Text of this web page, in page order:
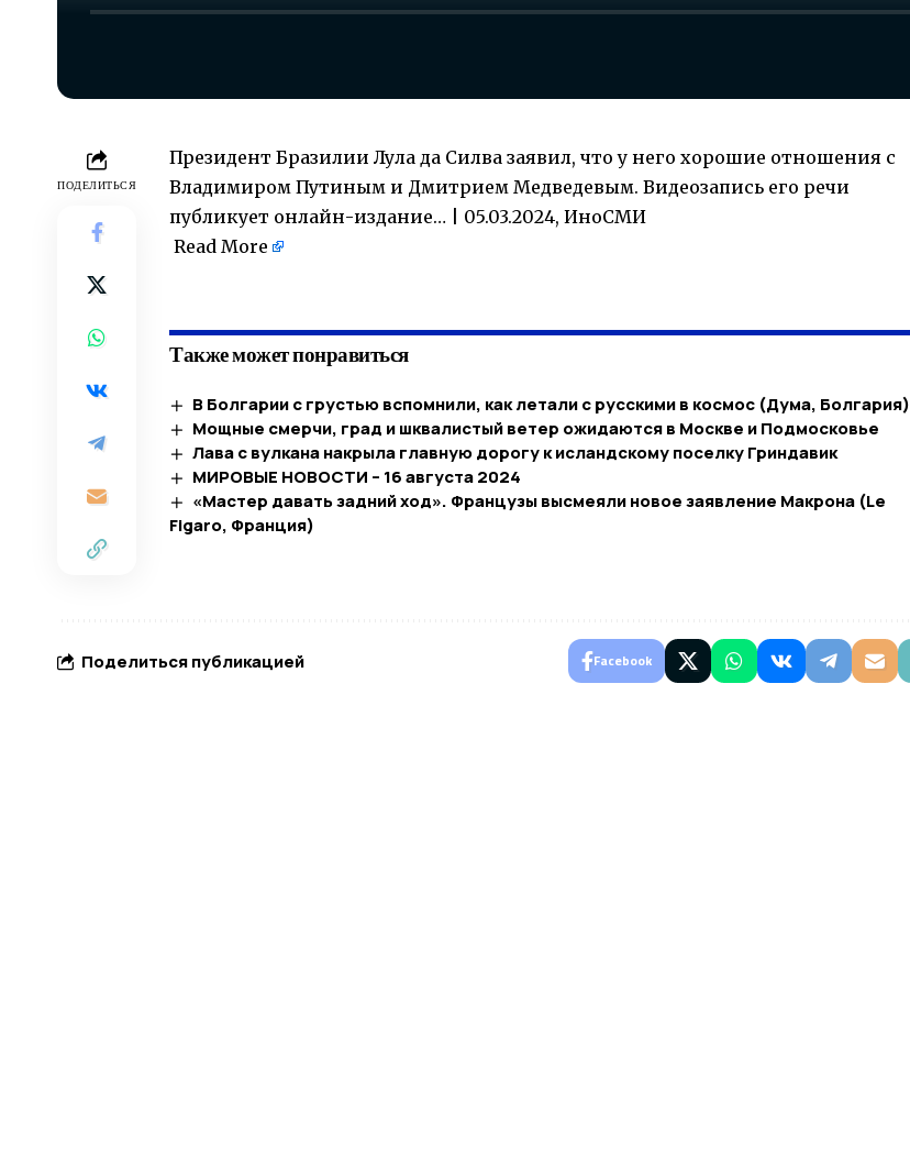
ПОДЕЛИТЬСЯ
Президент Бразилии Лула да Силва заявил, что у него хорошие отношения с
Владимиром Путиным и Дмитрием Медведевым. Видеозапись его речи
публикует онлайн-издание… | 05.03.2024, ИноСМИ
Read More
Также может понравиться
В Болгарии с грустью вспомнили, как летали с русскими в космос (Дума, Болгария)
Мощные смерчи, град и шквалистый ветер ожидаются в Москве и Подмосковье
Лава с вулкана накрыла главную дорогу к исландскому поселку Гриндавик
МИРОВЫЕ НОВОСТИ – 16 августа 2024
«Мастер давать задний ход». Французы высмеяли новое заявление Макрона (Le
Figaro, Франция)
Поделиться публикацией Facebook